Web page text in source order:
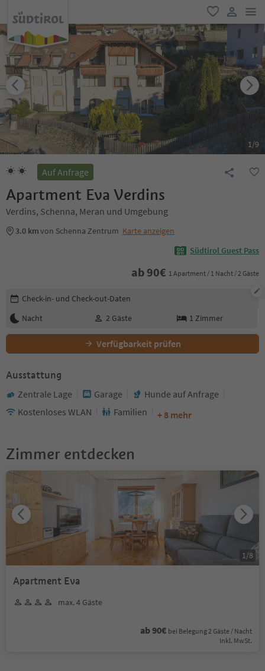
favorit
user link
1/9
Auf Anfrage
Apartment Eva Verdins
Verdins, Schenna, Meran und Umgebung
3.0 kmvon Schenna Zentrum Karte anzeigen
Südtirol Guest Pass
ab 90€ 1 Apartment / 1 Nacht / 2 Gäste
Buchungsdetails bearbeiten
Check-in- und Check-out-Daten
Nacht
2 Gäste 1 Zimmer
Verfügbarkeit prüfen
Ausstattung
Zentrale Lage Garage
Hunde auf Anfrage
Kostenloses WLAN
Familien + 8 mehr
Zimmer entdecken
Apartment Eva
max. 4 Gäste
ab 90€ bei Belegung 2 Gäste / Nacht
Inkl. MwSt.
1 /8